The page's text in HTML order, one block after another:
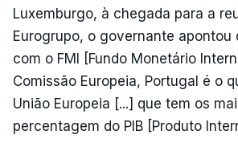
Luxemburgo, à chegada para a
Eurogrupo, o governante apontou
com o FMI [Fundo Monetário
Comissão Europeia, Portugal é o
União Europeia [...] que tem os
percentagem do PIB [Produto